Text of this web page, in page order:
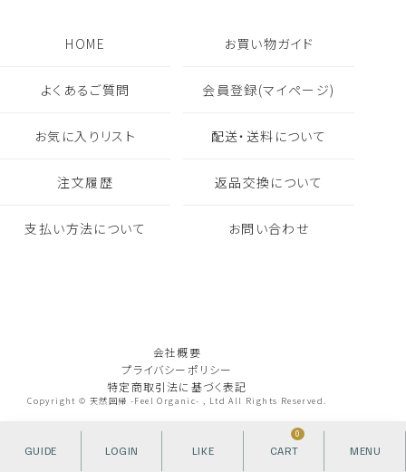
HOME お買い物ガイド
よくあるご質問 会員登録(マイページ)
お気に入りリスト 配送・送料について
注文履歴 返品交換について
支払い方法について お問い合わせ
Copyright © 天然回帰 -Feel Organic- , Ltd All Rights Reserved.
会社概要
プライバシーポリシー
特定商取引法に基づく表記
0